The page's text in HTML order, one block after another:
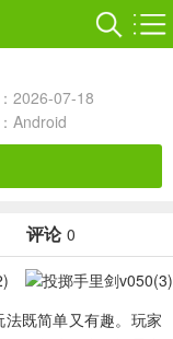
2026-07-18
Android
评论 0
既简单又有趣。玩家